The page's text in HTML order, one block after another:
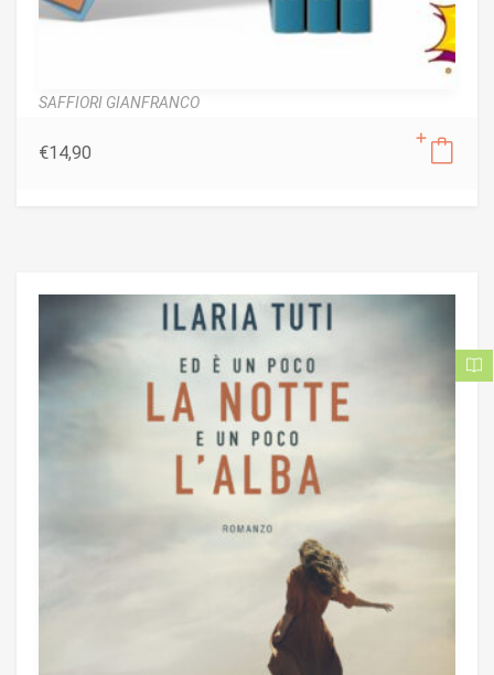
SAFFIORI GIANFRANCO
€14,90